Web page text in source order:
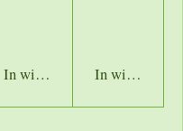
In winkelwagenIn